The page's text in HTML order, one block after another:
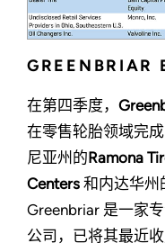
GREENBRIAR
在第四季度，
在零售轮胎领域完
尼亚州的Ramona
Centers 和内达华州
Greenbriar 是一家
公司，已将其最近